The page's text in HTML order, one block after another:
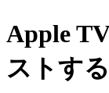
Apple
ストす